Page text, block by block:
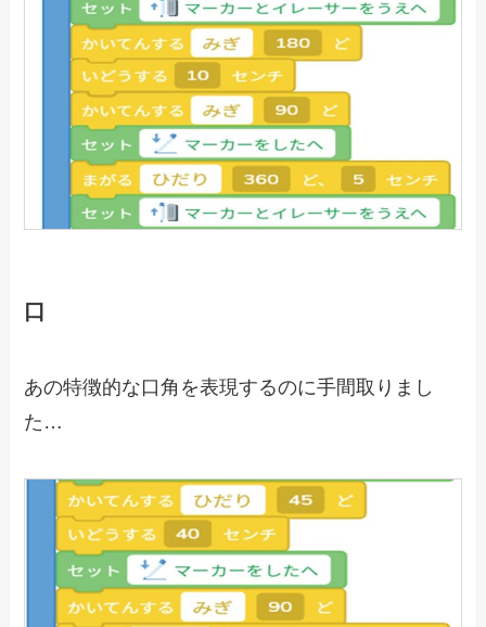
口
あの特徴的な口角を表現するのに手間取りまし
た…